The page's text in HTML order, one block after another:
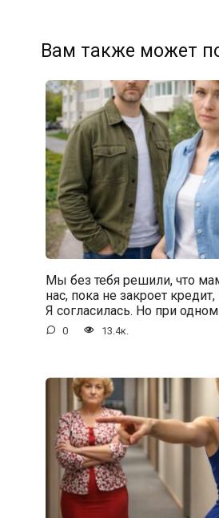
Вам также может
Мы без тебя решили, что
нас, пока не закроет
Я согласилась. Но при
0 13.4к.